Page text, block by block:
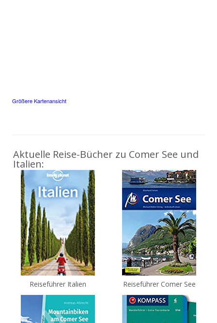
Größere Kartenansicht
Aktuelle Reise-Bücher zu Comer See und
Italien:
Reiseführer Italien Reiseführer Comer See